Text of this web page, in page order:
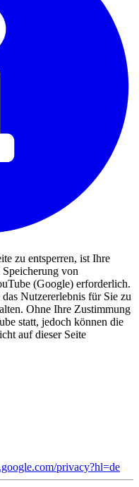
zu entsperren, ist Ihre
von
(Google) erforderlich.
Nutzererlebnis für Sie zu
Ohne Ihre Zustimmung
statt, jedoch können die
auf dieser Seite
privacy?hl=de